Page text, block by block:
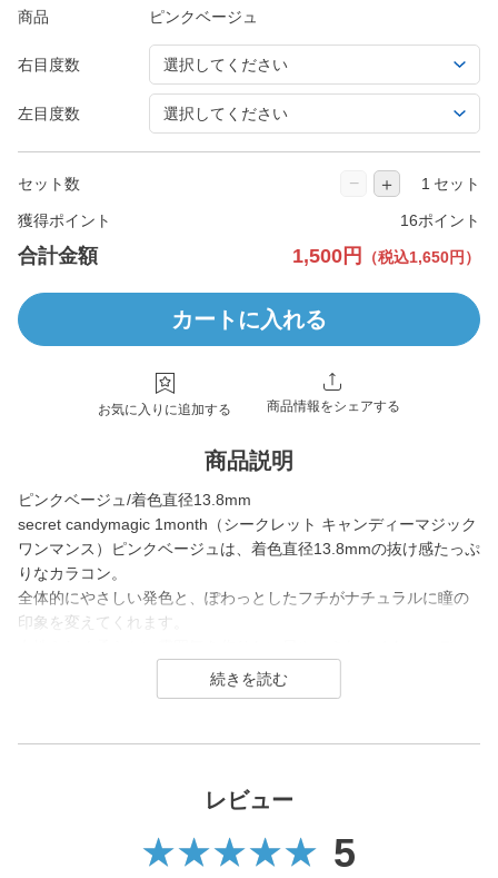
商品
右目度数
左目度数
セット数 − ＋ セット
獲得ポイント 16ポイント
合計金額 1,500円 （税込1,650円）
カートに入れる
お気に入りに追加する 商品情報をシェアする
商品説明
ピンクベージュ/着色直径13.8mm
secret candymagic 1month（シークレット キャンディーマジック
ワンマンス）ピンクベージュは、着色直径13.8mmの抜け感たっぷ
りなカラコン。
全体的にやさしい発色と、ぽわっとしたフチがナチュラルに瞳の
印象を変えてくれます。
ネートの日にぴったりなレンズです。
ワンマンス）は2012年の発売当初から今まで若い世代を中心に絶
ラーコンタクトレンズブランド。
DIA14.5mmの大きめサイズで「盛れる」というキーワードのも
と、元祖ちゅるんカラコン「キャンマジ3番」や黒コンの代表格
レビュー
5